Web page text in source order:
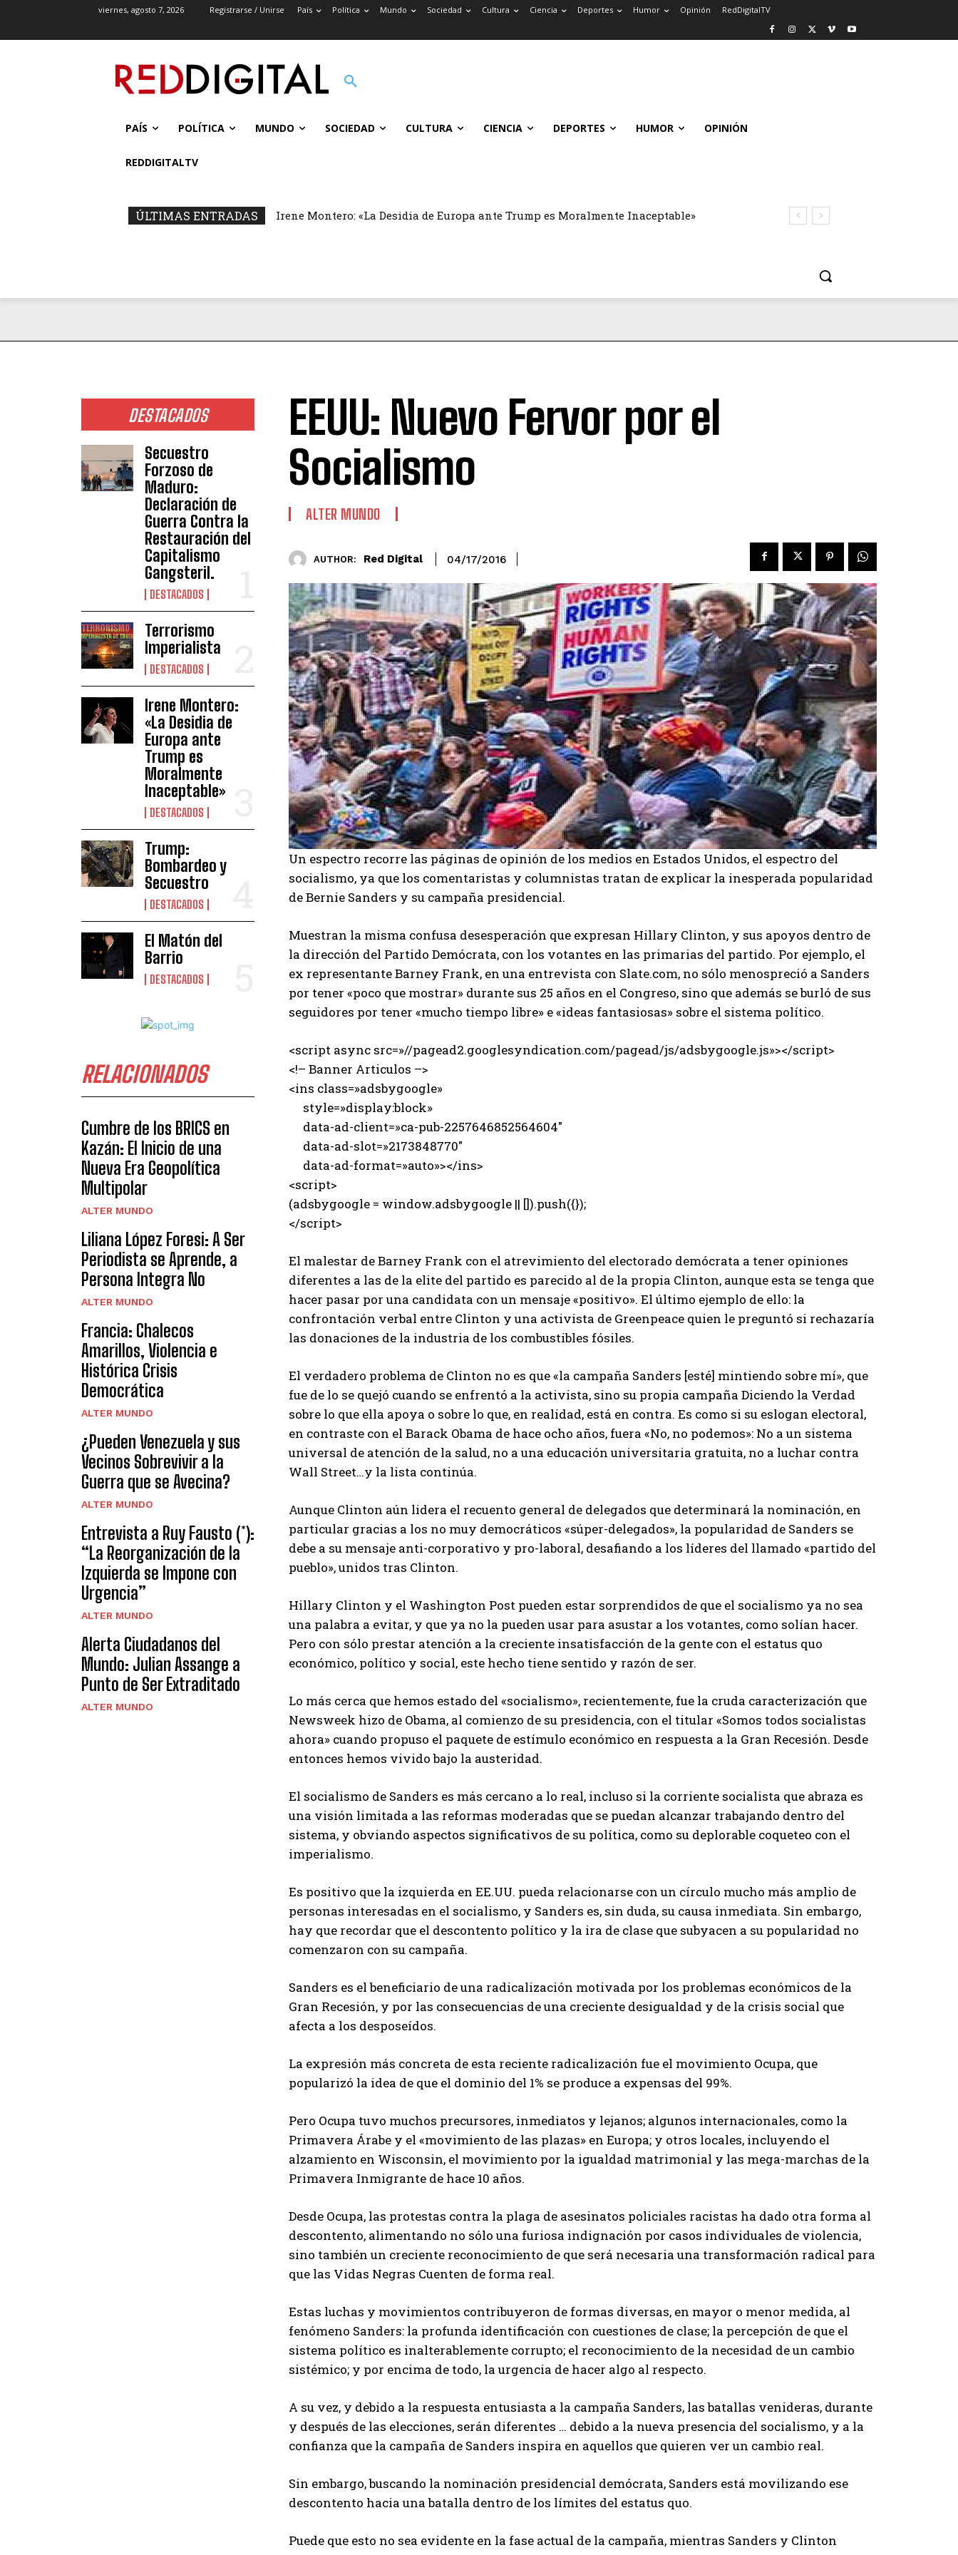
viernes, agosto 7, 2026 Registrarse / Unirse País Política Mundo Sociedad Cultura Ciencia Deportes Humor Opinión RedDigitalTV
PAÍS POLÍTICA MUNDO SOCIEDAD CULTURA CIENCIA DEPORTES HUMOR OPINIÓN
REDDIGITALTV
ÚLTIMAS ENTRADAS Irene Montero: «La Desidia de Europa ante Trump es Moralmente Inaceptable»
DESTACADOS
Secuestro
Forzoso de
Maduro:
Declaración de
Guerra Contra la
Restauración del
Capitalismo
Gangsteril.
DESTACADOS
Terrorismo
Imperialista
DESTACADOS
Irene Montero:
«La Desidia de
Europa ante
Trump es
Moralmente
Inaceptable»
DESTACADOS
Trump:
Bombardeo y
Secuestro
DESTACADOS
El Matón del
Barrio
DESTACADOS
RELACIONADOS
Cumbre de los BRICS en
Kazán: El Inicio de una
Nueva Era Geopolítica
Multipolar
ALTER MUNDO
Liliana López Foresi: A Ser
Periodista se Aprende, a
Persona Integra No
ALTER MUNDO
Francia: Chalecos
Amarillos, Violencia e
Histórica Crisis
Democrática
ALTER MUNDO
¿Pueden Venezuela y sus
Vecinos Sobrevivir a la
Guerra que se Avecina?
ALTER MUNDO
Entrevista a Ruy Fausto (*):
“La Reorganización de la
Izquierda se Impone con
Urgencia”
ALTER MUNDO
Alerta Ciudadanos del
Mundo: Julian Assange a
Punto de Ser Extraditado
ALTER MUNDO
EEUU: Nuevo Fervor por el
Socialismo
ALTER MUNDO
AUTHOR: Red Digital 04/17/2016
Un espectro recorre las páginas de opinión de los medios en Estados Unidos, el espectro del
socialismo, ya que los comentaristas y columnistas tratan de explicar la inesperada popularidad
de Bernie Sanders y su campaña presidencial.
Muestran la misma confusa desesperación que expresan Hillary Clinton, y sus apoyos dentro de
la dirección del Partido Demócrata, con los votantes en las primarias del partido. Por ejemplo, el
ex representante Barney Frank, en una entrevista con Slate.com, no sólo menospreció a Sanders
por tener «poco que mostrar» durante sus 25 años en el Congreso, sino que además se burló de sus
seguidores por tener «mucho tiempo libre» e «ideas fantasiosas» sobre el sistema político.
<script async src=»//pagead2.googlesyndication.com/pagead/js/adsbygoogle.js»></script>
<!– Banner Articulos –>
<ins class=»adsbygoogle»
style=»display:block»
data-ad-client=»ca-pub-2257646852564604″
data-ad-slot=»2173848770″
data-ad-format=»auto»></ins>
<script>
(adsbygoogle = window.adsbygoogle || []).push({});
</script>
El malestar de Barney Frank con el atrevimiento del electorado demócrata a tener opiniones
diferentes a las de la elite del partido es parecido al de la propia Clinton, aunque esta se tenga que
hacer pasar por una candidata con un mensaje «positivo». El último ejemplo de ello: la
confrontación verbal entre Clinton y una activista de Greenpeace quien le preguntó si rechazaría
las donaciones de la industria de los combustibles fósiles.
El verdadero problema de Clinton no es que «la campaña Sanders [esté] mintiendo sobre mí», que
fue de lo se quejó cuando se enfrentó a la activista, sino su propia campaña Diciendo la Verdad
sobre lo que ella apoya o sobre lo que, en realidad, está en contra. Es como si su eslogan electoral,
en contraste con el Barack Obama de hace ocho años, fuera «No, no podemos»: No a un sistema
universal de atención de la salud, no a una educación universitaria gratuita, no a luchar contra
Wall Street…y la lista continúa.
Aunque Clinton aún lidera el recuento general de delegados que determinará la nominación, en
particular gracias a los no muy democráticos «súper-delegados», la popularidad de Sanders se
debe a su mensaje anti-corporativo y pro-laboral, desafiando a los líderes del llamado «partido del
pueblo», unidos tras Clinton.
Hillary Clinton y el Washington Post pueden estar sorprendidos de que el socialismo ya no sea
una palabra a evitar, y que ya no la pueden usar para asustar a los votantes, como solían hacer.
Pero con sólo prestar atención a la creciente insatisfacción de la gente con el estatus quo
económico, político y social, este hecho tiene sentido y razón de ser.
Lo más cerca que hemos estado del «socialismo», recientemente, fue la cruda caracterización que
Newsweek hizo de Obama, al comienzo de su presidencia, con el titular «Somos todos socialistas
ahora» cuando propuso el paquete de estímulo económico en respuesta a la Gran Recesión. Desde
entonces hemos vivido bajo la austeridad.
El socialismo de Sanders es más cercano a lo real, incluso si la corriente socialista que abraza es
una visión limitada a las reformas moderadas que se puedan alcanzar trabajando dentro del
sistema, y obviando aspectos significativos de su política, como su deplorable coqueteo con el
imperialismo.
Es positivo que la izquierda en EE.UU. pueda relacionarse con un círculo mucho más amplio de
personas interesadas en el socialismo, y Sanders es, sin duda, su causa inmediata. Sin embargo,
hay que recordar que el descontento político y la ira de clase que subyacen a su popularidad no
comenzaron con su campaña.
Sanders es el beneficiario de una radicalización motivada por los problemas económicos de la
Gran Recesión, y por las consecuencias de una creciente desigualdad y de la crisis social que
afecta a los desposeídos.
La expresión más concreta de esta reciente radicalización fue el movimiento Ocupa, que
popularizó la idea de que el dominio del 1% se produce a expensas del 99%.
Pero Ocupa tuvo muchos precursores, inmediatos y lejanos; algunos internacionales, como la
Primavera Árabe y el «movimiento de las plazas» en Europa; y otros locales, incluyendo el
alzamiento en Wisconsin, el movimiento por la igualdad matrimonial y las mega-marchas de la
Primavera Inmigrante de hace 10 años.
Desde Ocupa, las protestas contra la plaga de asesinatos policiales racistas ha dado otra forma al
descontento, alimentando no sólo una furiosa indignación por casos individuales de violencia,
sino también un creciente reconocimiento de que será necesaria una transformación radical para
que las Vidas Negras Cuenten de forma real.
Estas luchas y movimientos contribuyeron de formas diversas, en mayor o menor medida, al
fenómeno Sanders: la profunda identificación con cuestiones de clase; la percepción de que el
sistema político es inalterablemente corrupto; el reconocimiento de la necesidad de un cambio
sistémico; y por encima de todo, la urgencia de hacer algo al respecto.
A su vez, y debido a la respuesta entusiasta a la campaña Sanders, las batallas venideras, durante
y después de las elecciones, serán diferentes … debido a la nueva presencia del socialismo, y a la
confianza que la campaña de Sanders inspira en aquellos que quieren ver un cambio real.
Sin embargo, buscando la nominación presidencial demócrata, Sanders está movilizando ese
descontento hacia una batalla dentro de los límites del estatus quo.
Puede que esto no sea evidente en la fase actual de la campaña, mientras Sanders y Clinton